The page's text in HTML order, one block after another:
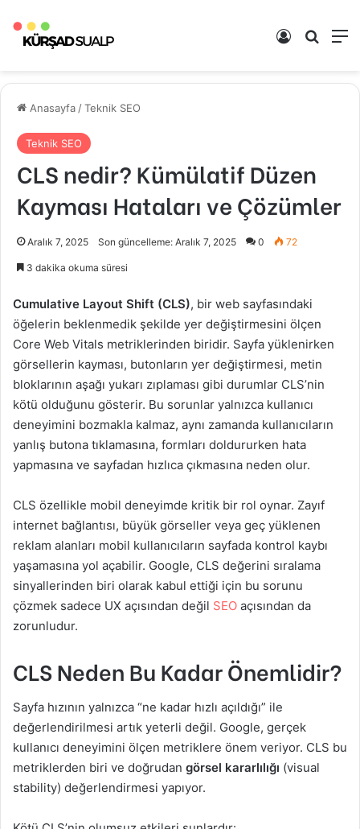
Kayıt Ol
Anasayfa /Teknik SEO
Teknik SEO
CLS nedir? Kümülatif Düzen
Kayması Hataları ve Çözümler
Aralık 7, 2025 Son güncelleme: Aralık 7, 2025 0 72
3 dakika okuma süresi
Cumulative Layout Shift (CLS), bir web sayfasındaki
öğelerin beklenmedik şekilde yer değiştirmesini ölçen
Core Web Vitals metriklerinden biridir. Sayfa yüklenirken
görsellerin kayması, butonların yer değiştirmesi, metin
bloklarının aşağı yukarı zıplaması gibi durumlar CLS’nin
kötü olduğunu gösterir. Bu sorunlar yalnızca kullanıcı
deneyimini bozmakla kalmaz, aynı zamanda kullanıcıların
yanlış butona tıklamasına, formları doldururken hata
yapmasına ve sayfadan hızlıca çıkmasına neden olur.
CLS özellikle mobil deneyimde kritik bir rol oynar. Zayıf
internet bağlantısı, büyük görseller veya geç yüklenen
reklam alanları mobil kullanıcıların sayfada kontrol kaybı
yaşamasına yol açabilir. Google, CLS değerini sıralama
sinyallerinden biri olarak kabul ettiği için bu sorunu
çözmek sadece UX açısından değil SEO açısından da
zorunludur.
CLS Neden Bu Kadar Önemlidir?
Sayfa hızının yalnızca “ne kadar hızlı açıldığı” ile
değerlendirilmesi artık yeterli değil. Google, gerçek
kullanıcı deneyimini ölçen metriklere önem veriyor. CLS bu
metriklerden biri ve doğrudan görsel kararlılığı (visual
stability) değerlendirmesi yapıyor.